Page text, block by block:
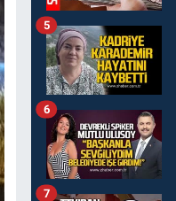
5
6
7